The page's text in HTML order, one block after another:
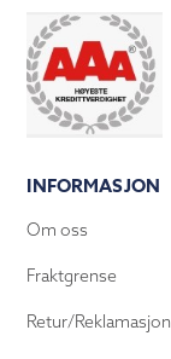
INFORMASJON
Om oss
Fraktgrense
Retur/Reklamasjon